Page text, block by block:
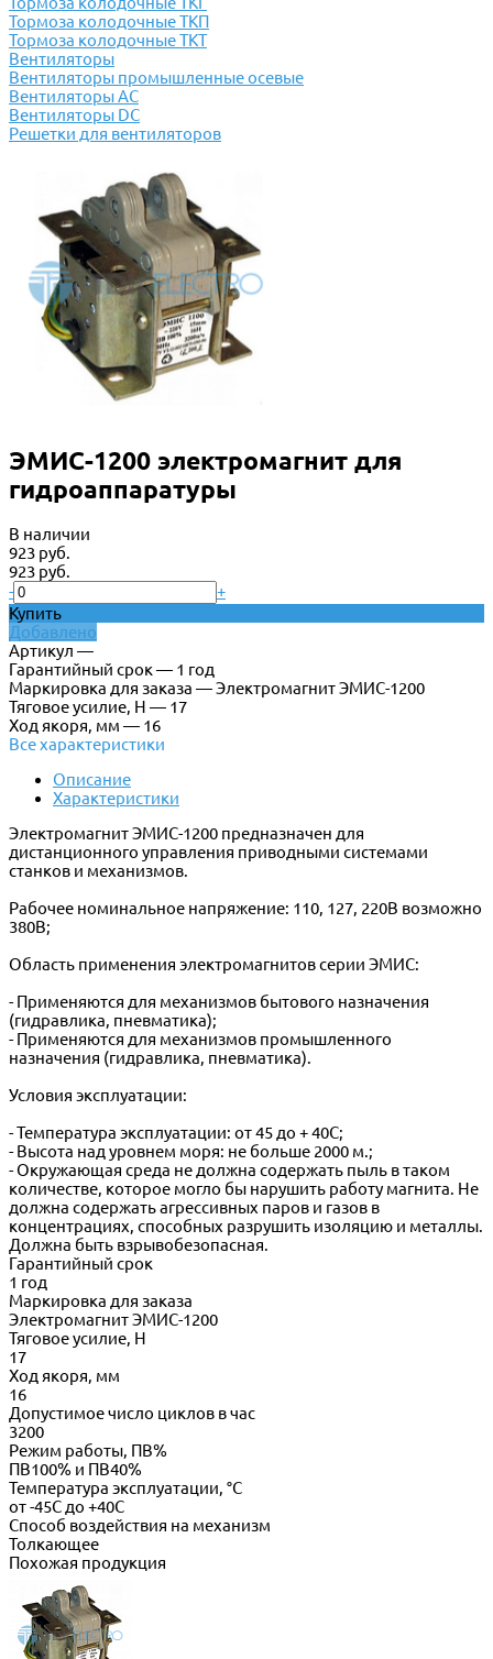
Тормоза колодочные ТКП
Тормоза колодочные ТКТ
Вентиляторы
Вентиляторы промышленные осевые
Вентиляторы АС
Вентиляторы DC
Решетки для вентиляторов
ЭМИС-1200 электромагнит для
гидроаппаратуры
В наличии
923 руб.
923 руб.
-
+
Купить
Добавлено
Артикул —
Гарантийный срок — 1 год
Маркировка для заказа — Электромагнит ЭМИС-1200
Тяговое усилие, Н — 17
Ход якоря, мм — 16
Все характеристики
Описание
Характеристики
Электромагнит ЭМИС-1200 предназначен для
дистанционного управления приводными системами
станков и механизмов.
Рабочее номинальное напряжение: 110, 127, 220В возможно
380В;
Область применения электромагнитов серии ЭМИС:
- Применяются для механизмов бытового назначения
(гидравлика, пневматика);
- Применяются для механизмов промышленного
назначения (гидравлика, пневматика).
Условия эксплуатации:
- Температура эксплуатации: от 45 до + 40С;
- Высота над уровнем моря: не больше 2000 м.;
- Окружающая среда не должна содержать пыль в таком
количестве, которое могло бы нарушить работу магнита. Не
должна содержать агрессивных паров и газов в
концентрациях, способных разрушить изоляцию и металлы.
Должна быть взрывобезопасная.
Гарантийный срок
1 год
Маркировка для заказа
Электромагнит ЭМИС-1200
Тяговое усилие, Н
17
Ход якоря, мм
16
Допустимое число циклов в час
3200
Режим работы, ПВ%
ПВ100% и ПВ40%
Температура эксплуатации, °С
от -45С до +40С
Способ воздействия на механизм
Толкающее
Похожая продукция